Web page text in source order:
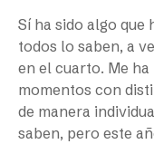
Sí ha sido algo que
todos lo saben, a
en el cuarto. Me
momentos con
de manera
saben, pero este